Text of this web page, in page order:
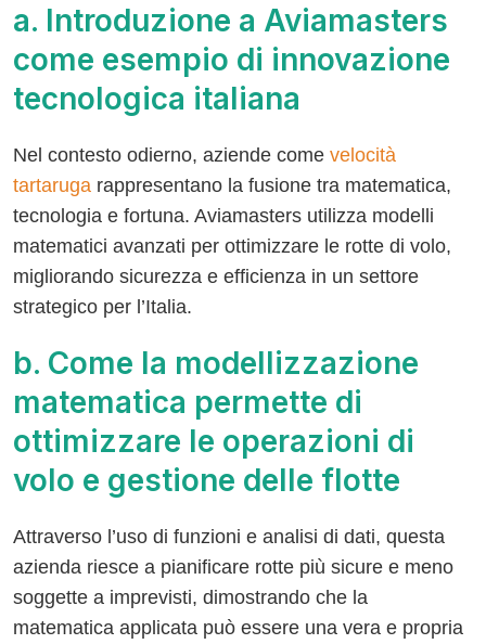
a. Introduzione a Aviamasters
come esempio di innovazione
tecnologica italiana
Nel contesto odierno, aziende come velocità
tartaruga rappresentano la fusione tra matematica,
tecnologia e fortuna. Aviamasters utilizza modelli
matematici avanzati per ottimizzare le rotte di volo,
migliorando sicurezza e efficienza in un settore
strategico per l’Italia.
b. Come la modellizzazione
matematica permette di
ottimizzare le operazioni di
volo e gestione delle flotte
Attraverso l’uso di funzioni e analisi di dati, questa
azienda riesce a pianificare rotte più sicure e meno
soggette a imprevisti, dimostrando che la
matematica applicata può essere una vera e propria